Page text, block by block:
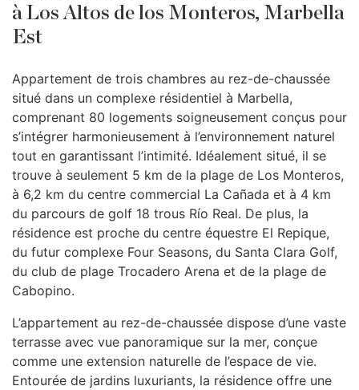
à Los Altos de los Monteros, Marbella
Est
Appartement de trois chambres au rez-de-chaussée
situé dans un complexe résidentiel à Marbella,
comprenant 80 logements soigneusement conçus pour
s’intégrer harmonieusement à l’environnement naturel
tout en garantissant l’intimité. Idéalement situé, il se
trouve à seulement 5 km de la plage de Los Monteros,
à 6,2 km du centre commercial La Cañada et à 4 km
du parcours de golf 18 trous Río Real. De plus, la
résidence est proche du centre équestre El Repique,
du futur complexe Four Seasons, du Santa Clara Golf,
du club de plage Trocadero Arena et de la plage de
Cabopino.
L’appartement au rez-de-chaussée dispose d’une vaste
terrasse avec vue panoramique sur la mer, conçue
comme une extension naturelle de l’espace de vie.
Entourée de jardins luxuriants, la résidence offre une